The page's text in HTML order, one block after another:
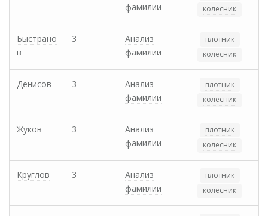
фамилии
колесник
Быстрано
в
3
Анализ
фамилии
плотник
колесник
Денисов 3
Анализ
фамилии
плотник
колесник
Жуков 3
Анализ
фамилии
плотник
колесник
Круглов 3
Анализ
фамилии
плотник
колесник